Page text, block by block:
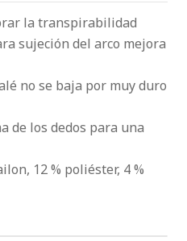
la transpirabilidad
sujeción del arco mejora
no se baja por muy duro
de los dedos para una
12 % poliéster, 4 %